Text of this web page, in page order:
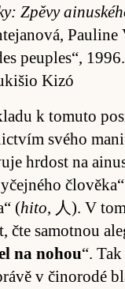
Zpěvy
pe­u­ple­s“, 1996.
Kizó
k to­muto
svého
hr­dost na
(hito, 人). V
čte sa­motnou
na no­hou“.
v či­no­rodé